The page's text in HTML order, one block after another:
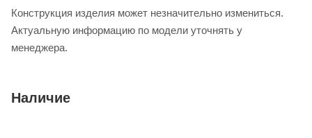
Конструкция изделия может незначительно измениться.
Актуальную информацию по модели уточнять у
менеджера.
Наличие